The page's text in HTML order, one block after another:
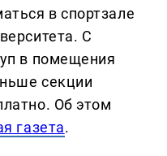
в спортзале
С
в помещения
секции
Об этом
газета.